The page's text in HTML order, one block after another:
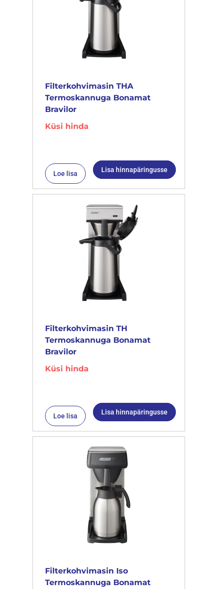
Filterkohvimasin THA
Termoskannuga Bonamat
Bravilor
Küsi hinda
Loe lisa Lisa hinnapäringusse
Filterkohvimasin TH
Termoskannuga Bonamat
Bravilor
Küsi hinda
Loe lisa Lisa hinnapäringusse
Filterkohvimasin Iso
Termoskannuga Bonamat